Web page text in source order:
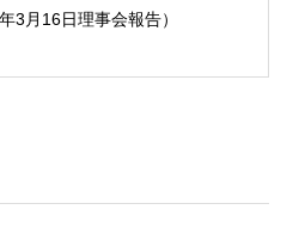
3月16日理事会報告）